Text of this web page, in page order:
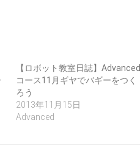
【ロボット教室日誌】Advanced
コース11月ギヤでバギーをつく
ろう
2013年11月15日
Advanced